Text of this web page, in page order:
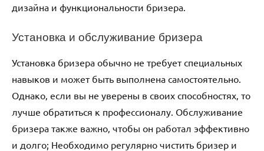
дизайна и функциональности бризера.
Установка и обслуживание бризера
Установка бризера обычно не требует специальных
навыков и может быть выполнена самостоятельно.
Однако‚ если вы не уверены в своих способностях‚ то
лучше обратиться к профессионалу. Обслуживание
бризера также важно‚ чтобы он работал эффективно
и долго; Необходимо регулярно чистить бризер и